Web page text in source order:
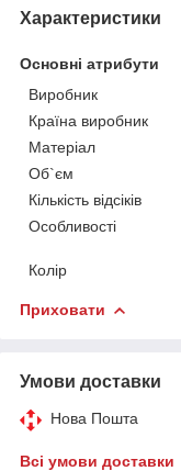
Характеристики
Основні атрибути
Виробник
Країна виробник
Матеріал
Об`єм
Кількість відсіків
Особливості
Колір
Приховати
Умови доставки
Нова Пошта
Всі умови доставки